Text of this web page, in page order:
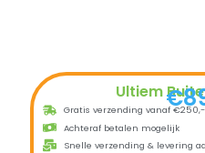
Ultiem€
Gratis verzending vanaf
Achteraf betalen mogelijk
Snelle verzending & levering